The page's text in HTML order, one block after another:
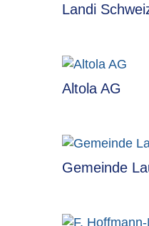
Landi
Altola AG
Gemeinde